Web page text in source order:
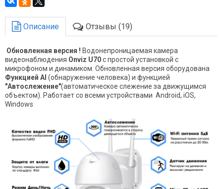
Описание Отзывы (19)
Обновленная версия ! Водонепроницаемая камера
видеонаблюдения Onviz U70с простой установкой с
микрофоном и динамиком. Обновленная версия оборудована
Функцией AI (обнаружение человека) и функцией
"Автослежение"(автоматическое слежение за движущимся
объектом). Работает со всеми устройствами Android, iOS,
Windows